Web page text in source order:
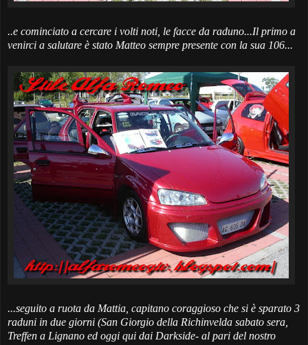
..e cominciato a cercare i volti noti, le facce da raduno...Il primo a
venirci a salutare è stato Matteo sempre presente con la sua 106...
...seguito a ruota da Mattia , capitano coraggioso che si è sparato 3
raduni in due giorni (San Giorgio della Richinvelda sabato sera,
Treffen a Lignano ed oggi qui dai Darkside- al pari del nostro